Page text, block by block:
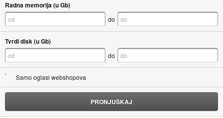
Radna memorija (u Gb)
do
Tvrdi disk (u Gb)
do
Samo oglasi webshopova
PRONJUŠKAJ